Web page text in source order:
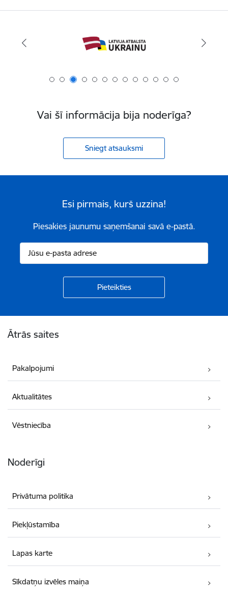
Vai šī informācija bija noderīga?
Sniegt atsauksmi
Esi pirmais, kurš uzzina!
Piesakies jaunumu saņemšanai savā e-pastā.
Ātrās saites
Pakalpojumi
Aktualitātes
Vēstniecība
Noderīgi
Privātuma politika
Piekļūstamība
Lapas karte
Sīkdatņu izvēles maiņa